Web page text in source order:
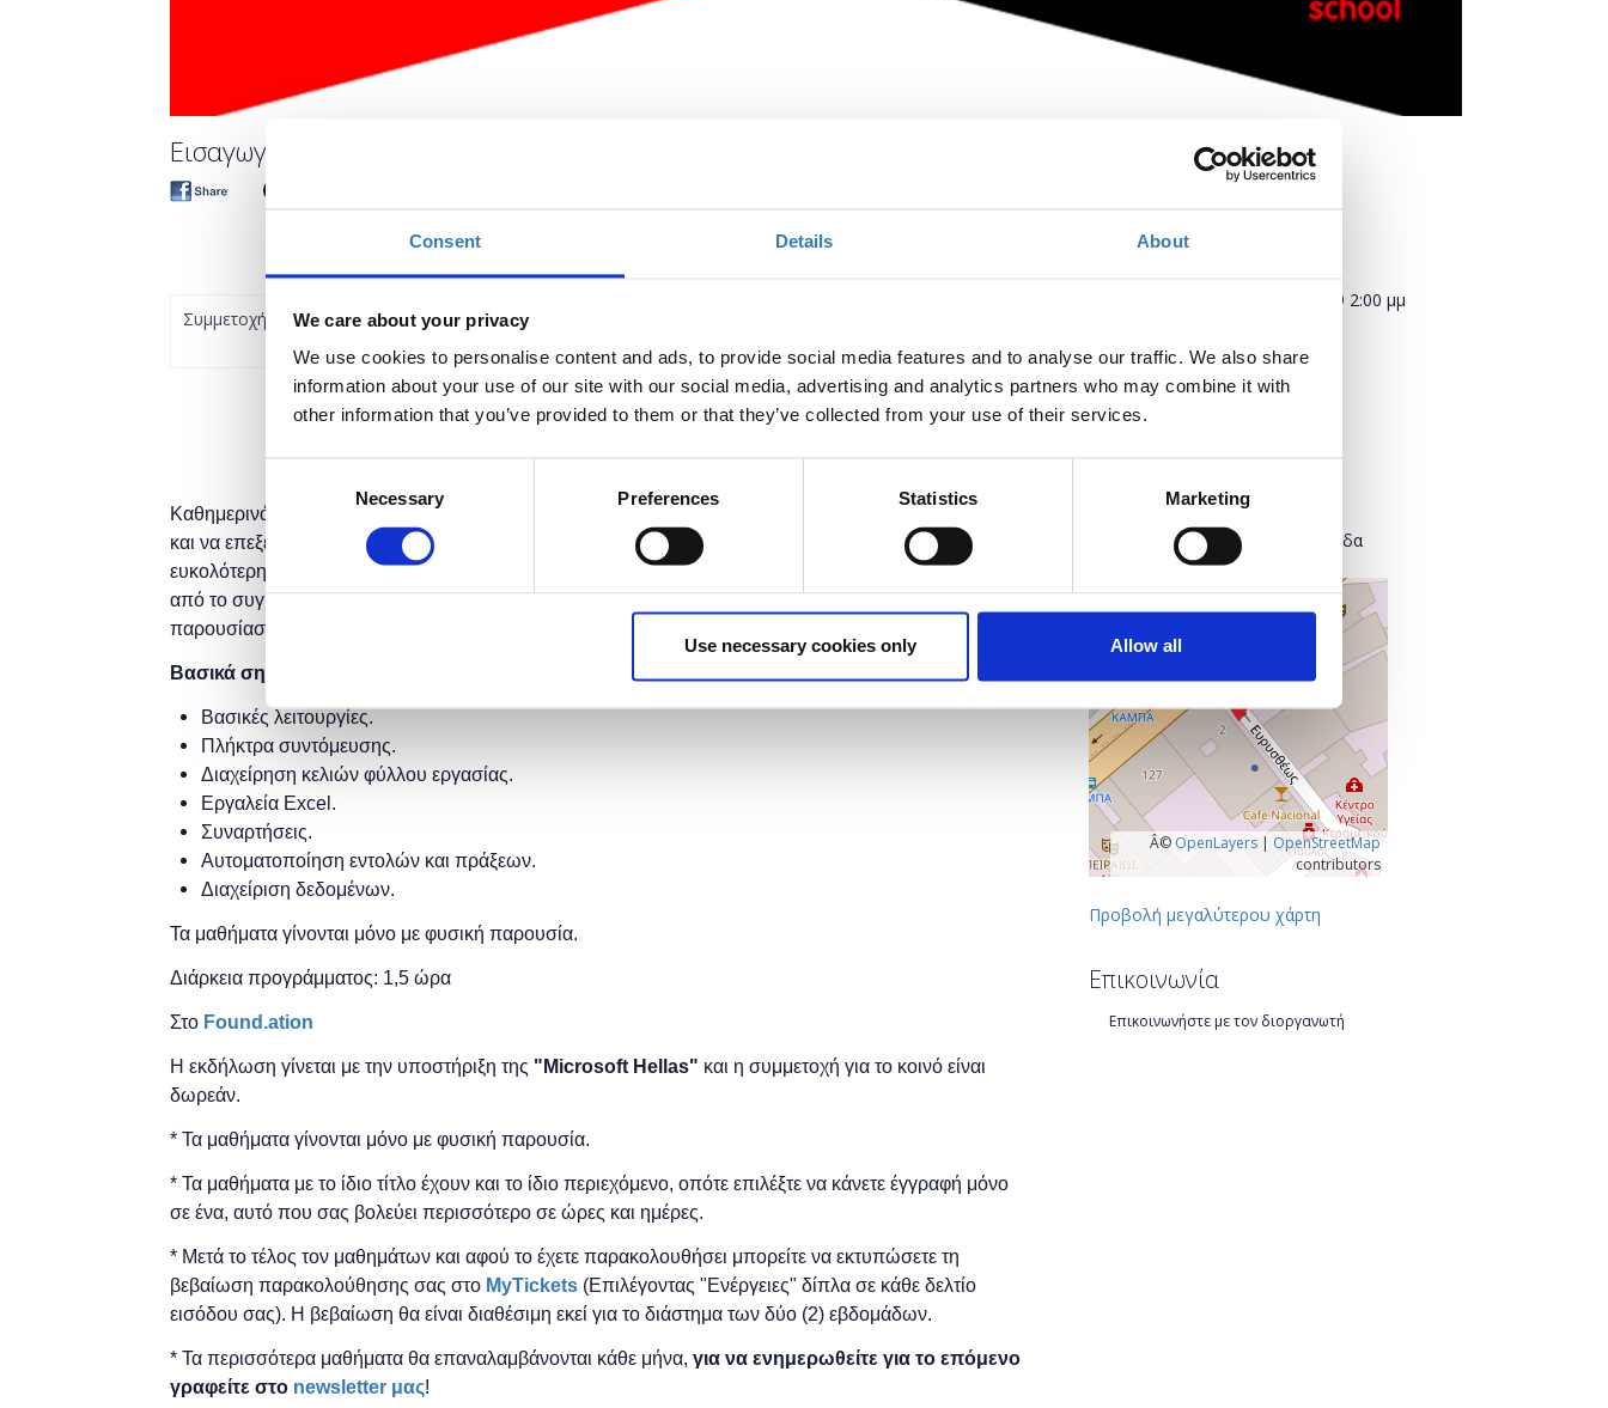
Consent Details About
We care about your privacy
We use cookies to personalise content and ads, to provide social media features and to analyse our traffic. We also share
information about your use of our site with our social media, advertising and analytics partners who may combine it with
other information that you’ve provided to them or that they’ve collected from your use of their services.
Necessary Preferences Statistics Marketing
Use necessary cookies only Allow all
Εισαγωγή στο Excel
Συμμετοχή
Καθημερινά ερχόμαστε αντιμέτωποι με πληθώρα από δεδομένα που καλούμαστε να οργανώσουμε
και να επεξεργαστούμε προκειμένου να εξάγουμε συμπεράσματα και να κάνουμε τη ζωή μας
ευκολότερη. Το υπολογιστικό φύλλο του Microsoft Excel μας παρέχει αυτή τη δυνατότητα και μέσα
από το συγκεκριμένο σεμινάριο θα μάθετε τρόπους αυτοματοποίησης, επεξεργασίας και
παρουσίασης δεδομένων και πληροφοριών.
Βασικά σημεία
Βασικές λειτουργίες.
Πλήκτρα συντόμευσης.
Διαχείρηση κελιών φύλλου εργασίας.
Εργαλεία Excel.
Συναρτήσεις.
Αυτοματοποίηση εντολών και πράξεων.
Διαχείριση δεδομένων.
Τα μαθήματα γίνονται μόνο με φυσική παρουσία.
Διάρκεια προγράμματος: 1,5 ώρα
Στο Found.ation
Η εκδήλωση γίνεται με την υποστήριξη της " Microsoft Hellas" και η συμμετοχή για το κοινό είναι
δωρεάν.
* Τα μαθήματα γίνονται μόνο με φυσική παρουσία.
* Τα μαθήματα με το ίδιο τίτλο έχουν και το ίδιο περιεχόμενο, οπότε επιλέξτε να κάνετε έγγραφή μόνο
σε ένα, αυτό που σας βολεύει περισσότερο σε ώρες και ημέρες.
* Μετά το τέλος τον μαθημάτων και αφού το έχετε παρακολουθήσει μπορείτε να εκτυπώσετε τη
βεβαίωση παρακολούθησης ​σας στο MyTickets (Επιλέγοντας "Ενέργειες" δίπλα σε κάθε δελτίο
εισόδου σας). Η βεβαίωση θα είναι διαθέσιμη εκεί για το διάστημα των δύο (2) εβδομάδων.
* Τα περισσότερα μαθήματα θα επαναλαμβάνονται κάθε μήνα, για να ενημερωθείτε για το επόμενο
γραφείτε στο newsletter μας!
Παρασκευή, 25 Ιανουαρίου 2019 2:00 μμ
Προσθήκη στο ημερολόγιό σας
Πού;
Found.ation
Ευρυσθέως 2
Κεντρικός Τομέας Αθηνών, Ελλάδα
+
Â© OpenLayers| OpenStreetMap
contributors
Προβολή μεγαλύτερου χάρτη
Επικοινωνία
Επικοινωνήστε με τον διοργανωτή